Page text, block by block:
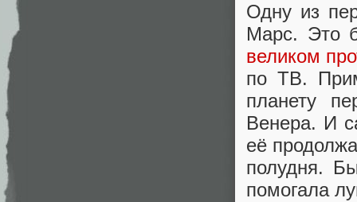
Одну из
Марс. Это
великом
по ТВ.
планету
Венера. И
её
полудня.
помогала